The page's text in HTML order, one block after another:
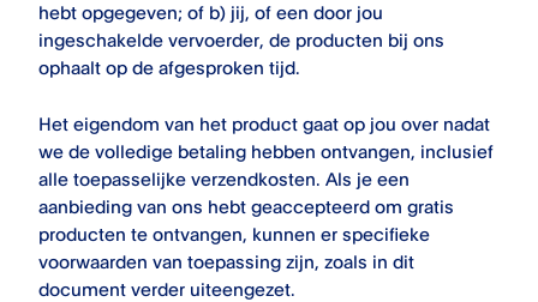
hebt opgegeven; of b) jij, of een door jou
ingeschakelde vervoerder, de producten bij ons
ophaalt op de afgesproken tijd.
Het eigendom van het product gaat op jou over nadat
we de volledige betaling hebben ontvangen, inclusief
alle toepasselijke verzendkosten. Als je een
aanbieding van ons hebt geaccepteerd om gratis
producten te ontvangen, kunnen er specifieke
voorwaarden van toepassing zijn, zoals in dit
document verder uiteengezet.